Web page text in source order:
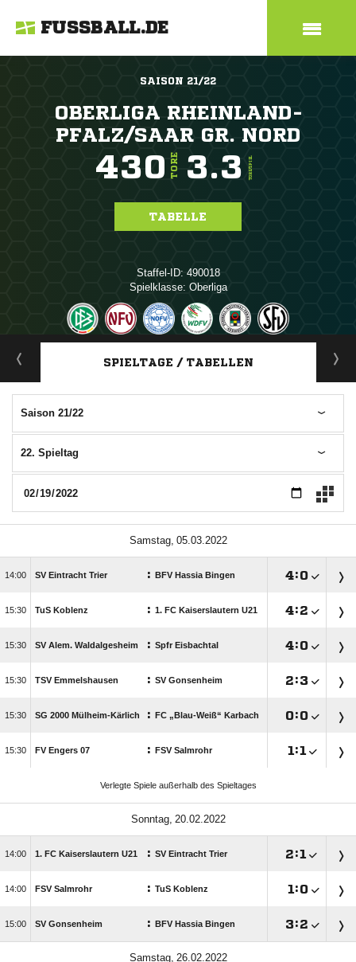
FUSSBALL.DE
SAISON 21/22
OBERLIGA RHEINLAND-
PFALZ/SAAR GR. NORD
430 TORE 3.3 TORE/SPIEL
TABELLE
Staffel-ID: 490018
Spielklasse: Oberliga
ANZEIGE
SPIELTAGE / TABELLEN
Saison 21/22
22. Spieltag
 
 SV Eintracht Trier : BFV Hassia Bingen :
 TuS Koblenz : 1. FC Kaiserslautern U21 :
 SV Alem. Waldalgesheim : Spfr Eisbachtal :
 TSV Emmelshausen : SV Gonsenheim :
 SG 2000 Mülheim-Kärlich : FC „Blau-Weiß“ Karbach :
 FV Engers 07 : FSV Salmrohr  :
Verlegte Spiele außerhalb des Spieltages
 
 1. FC Kaiserslautern U21 : SV Eintracht Trier :
 FSV Salmrohr : TuS Koblenz  :
 SV Gonsenheim : BFV Hassia Bingen :
 